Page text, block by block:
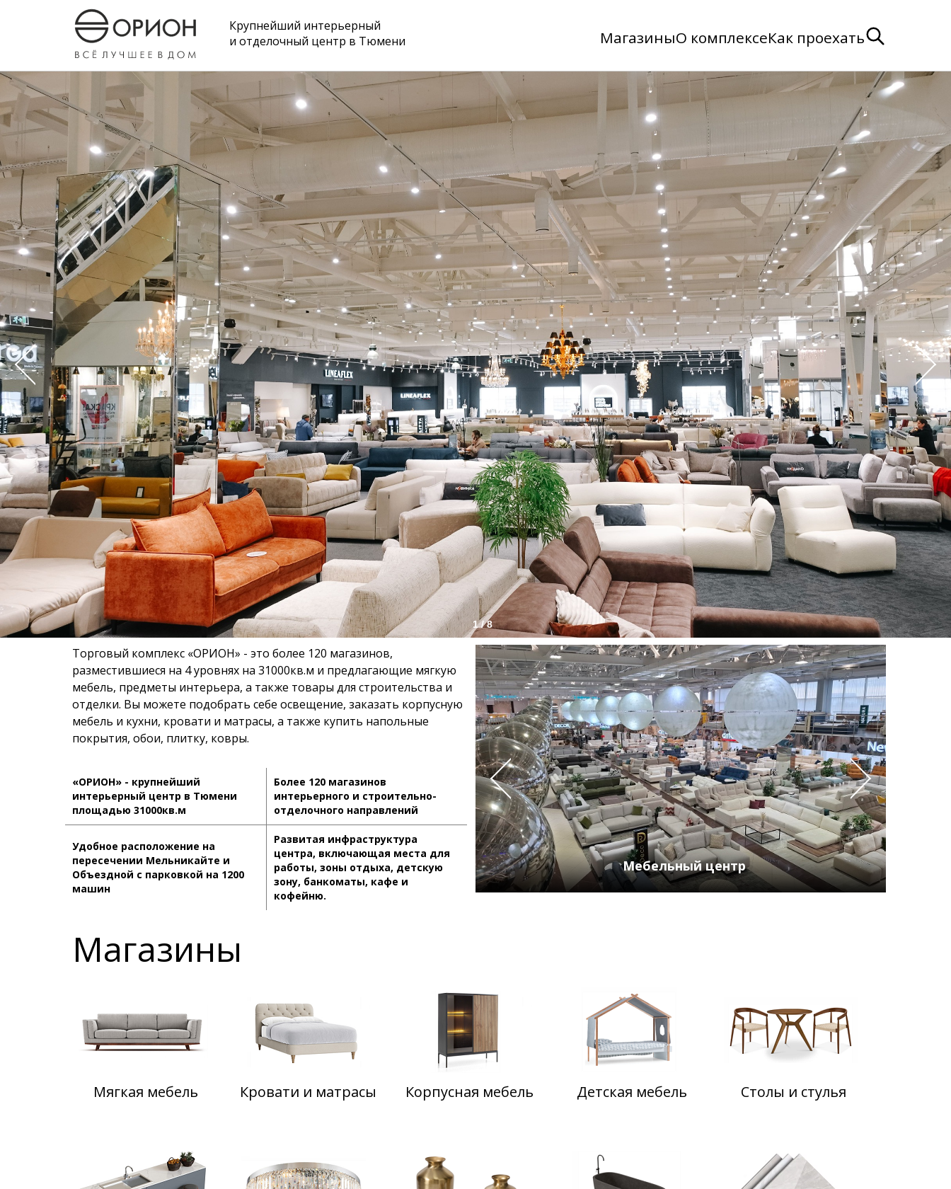
Крупнейший интерьерный
и отделочный центр в Тюмени
МагазиныО комплексеКак проехать
1 / 8
Торговый комплекс «ОРИОН» - это более 120 магазинов,
разместившиеся на 4 уровнях на 31000кв.м и предлагающие мягкую
мебель, предметы интерьера, а также товары для строительства и
отделки. Вы можете подобрать себе освещение, заказать корпусную
мебель и кухни, кровати и матрасы, а также купить напольные
покрытия, обои, плитку, ковры.
«ОРИОН» - крупнейший
интерьерный центр в Тюмени
площадью 31000кв.м
Более 120 магазинов
интерьерного и строительно-
отделочного направлений
Удобное расположение на
пересечении Мельникайте и
Объездной с парковкой на 1200
машин
Развитая инфраструктура
центра, включающая места для
работы, зоны отдыха, детскую
зону, банкоматы, кафе и
кофейню.
Мебельный центр
Магазины
Мягкая мебель Кровати и матрасы Корпусная мебель Детская мебель Столы и стулья